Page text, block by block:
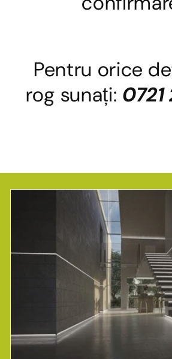
Pentru orice
rog sunați: